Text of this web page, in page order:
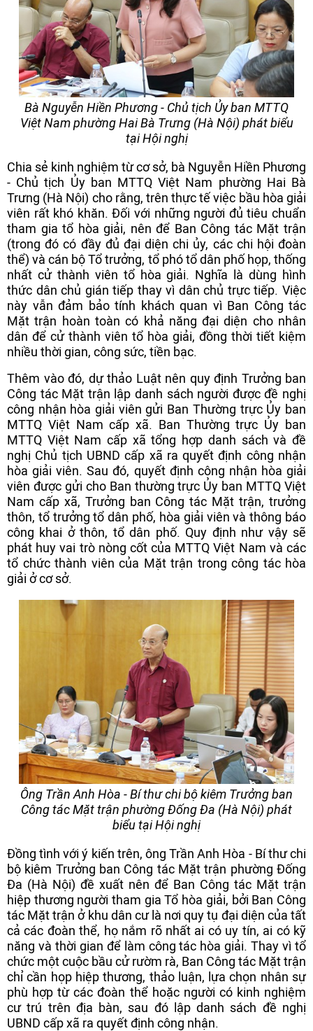
Bà Nguyễn Hiền Phương - Chủ tịch Ủy ban MTTQ
Việt Nam phường Hai Bà Trưng (Hà Nội) phát biểu
tại Hội nghị
Chia sẻ kinh nghiệm từ cơ sở, bà Nguyễn Hiền Phương
- Chủ tịch Ủy ban MTTQ Việt Nam phường Hai Bà
Trưng (Hà Nội) cho rằng, trên thực tế việc bầu hòa giải
viên rất khó khăn. Đối với những người đủ tiêu chuẩn
tham gia tổ hòa giải, nên để Ban Công tác Mặt trận
(trong đó có đầy đủ đại diện chi ủy, các chi hội đoàn
thể) và cán bộ Tổ trưởng, tổ phó tổ dân phố họp, thống
nhất cử thành viên tổ hòa giải. Nghĩa là dùng hình
thức dân chủ gián tiếp thay vì dân chủ trực tiếp. Việc
này vẫn đảm bảo tính khách quan vì Ban Công tác
Mặt trận hoàn toàn có khả năng đại diện cho nhân
dân để cử thành viên tổ hòa giải, đồng thời tiết kiệm
nhiều thời gian, công sức, tiền bạc.
Thêm vào đó, dự thảo Luật nên quy định Trưởng ban
Công tác Mặt trận lập danh sách người được đề nghị
công nhận hòa giải viên gửi Ban Thường trực Ủy ban
MTTQ Việt Nam cấp xã. Ban Thường trực Ủy ban
MTTQ Việt Nam cấp xã tổng hợp danh sách và đề
nghị Chủ tịch UBND cấp xã ra quyết định công nhận
hòa giải viên. Sau đó, quyết định công nhận hòa giải
viên được gửi cho Ban thường trực Ủy ban MTTQ Việt
Nam cấp xã, Trưởng ban Công tác Mặt trận, trưởng
thôn, tổ trưởng tổ dân phố, hòa giải viên và thông báo
công khai ở thôn, tổ dân phố. Quy định như vậy sẽ
phát huy vai trò nòng cốt của MTTQ Việt Nam và các
tổ chức thành viên của Mặt trận trong công tác hòa
giải ở cơ sở.
Ông Trần Anh Hòa - Bí thư chi bộ kiêm Trưởng ban
Công tác Mặt trận phường Đống Đa (Hà Nội) phát
biểu tại Hội nghị
Đồng tình với ý kiến trên, ông Trần Anh Hòa - Bí thư chi
bộ kiêm Trưởng ban Công tác Mặt trận phường Đống
Đa (Hà Nội) đề xuất nên để Ban Công tác Mặt trận
hiệp thương người tham gia Tổ hòa giải, bởi Ban Công
tác Mặt trận ở khu dân cư là nơi quy tụ đại diện của tất
cả các đoàn thể, họ nắm rõ nhất ai có uy tín, ai có kỹ
năng và thời gian để làm công tác hòa giải. Thay vì tổ
chức một cuộc bầu cử rườm rà, Ban Công tác Mặt trận
chỉ cần họp hiệp thương, thảo luận, lựa chọn nhân sự
phù hợp từ các đoàn thể hoặc người có kinh nghiệm
cư trú trên địa bàn, sau đó lập danh sách đề nghị
UBND cấp xã ra quyết định công nhận.